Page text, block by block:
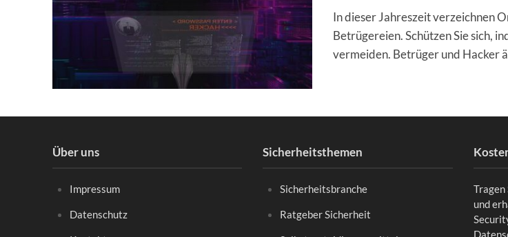
In dieser Jahreszeit verzeichnen
Betrügereien. Schützen Sie sich,
vermeiden. Betrüger und Hacker
Über uns
Impressum
Datenschutz
Sicherheitsthemen
Sicherheitsbranche
Ratgeber Sicherheit
Tragen
und